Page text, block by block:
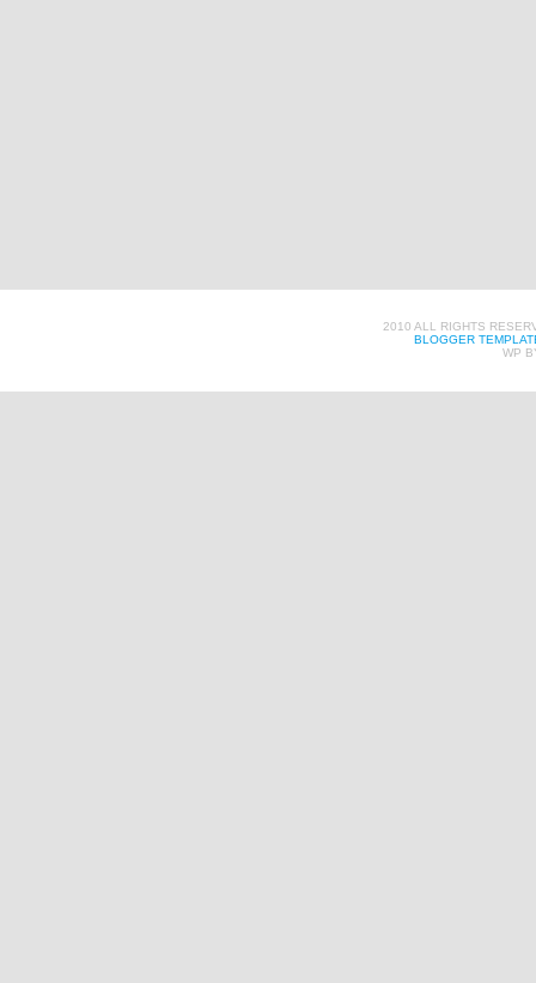
2010 ALL RIGHTS
BLOGGER
WP